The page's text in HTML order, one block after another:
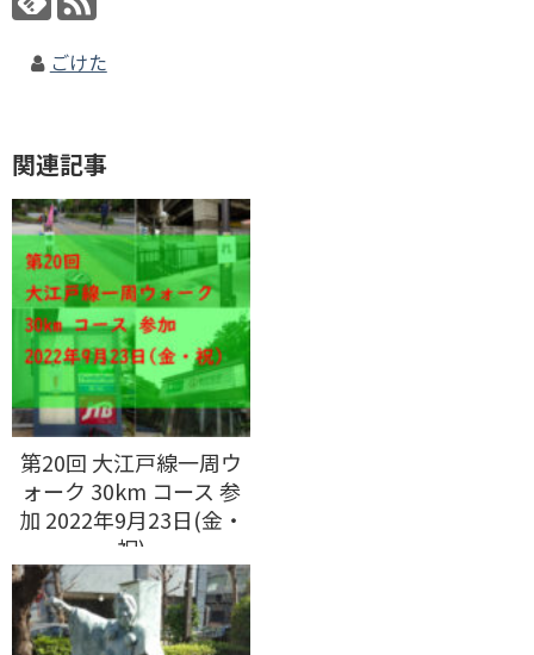
ごけた
関連記事
第20回 大江戸線一周ウ
ォーク 30km コース 参
加 2022年9月23日(金・
祝)